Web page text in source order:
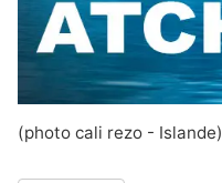
(photo cali rezo - Islande)